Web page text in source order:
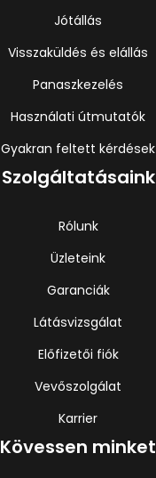
Jótállás
Visszaküldés és elállás
Panaszkezelés
Használati útmutatók
Gyakran feltett kérdések
Szolgáltatásaink
Rólunk
Üzleteink
Garanciák
Látásvizsgálat
Előfizetői fiók
Vevőszolgálat
Karrier
Kövessen minket